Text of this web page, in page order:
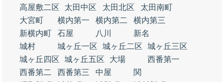
高屋敷二区
太田中区 太田北区
太田南町
大宮町
横内第一 横内第二
横内第三
新横内町
石屋 八川
新名
城村
城ヶ丘一区 城ヶ丘二区
城ヶ丘三区
城ヶ丘四区
城ヶ丘五区 大場
西番第一
西番第二
西番第三 中屋
関